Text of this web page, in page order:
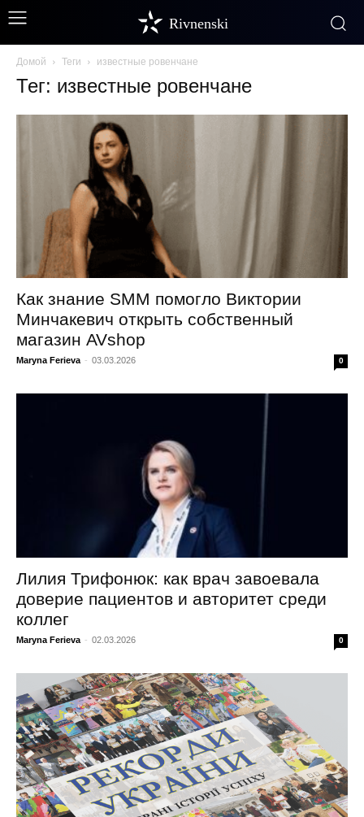
Rivnenski
Домой Теги известные ровенчане
Тег: известные ровенчане
Как знание SMM помогло Виктории
Минчакевич открыть собственный
магазин AVshop
Maryna Ferieva - 03.03.2026 0
Лилия Трифонюк: как врач завоевала
доверие пациентов и авторитет среди
коллег
Maryna Ferieva - 02.03.2026 0